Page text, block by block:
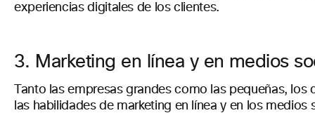
experiencias digitales de los clientes.
3. Marketing en línea y en medios
Tanto las empresas grandes como las pequeñas,
las habilidades de marketing en línea y en los